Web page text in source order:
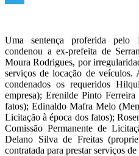
Uma sentença proferida pelo
condenou a ex-prefeita de
Moura Rodrigues, por
serviços de locação de
condenados os requeridos
empresa); Erenilde Pinto
fatos); Edinaldo Mafra Melo
Licitação à época dos fatos);
Comissão Permanente de
Delano Silva de Freitas
contratada para prestar serviços